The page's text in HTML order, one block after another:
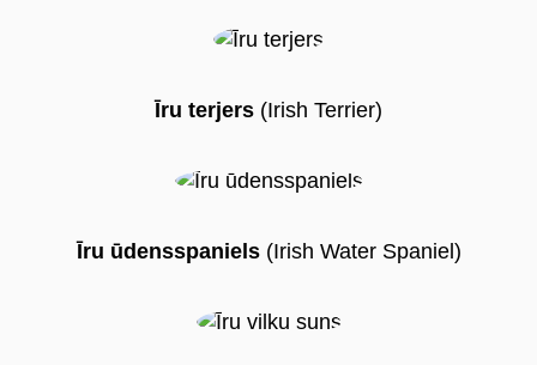
Īru terjers (Irish Terrier)
Īru ūdensspaniels(Irish Water Spaniel)